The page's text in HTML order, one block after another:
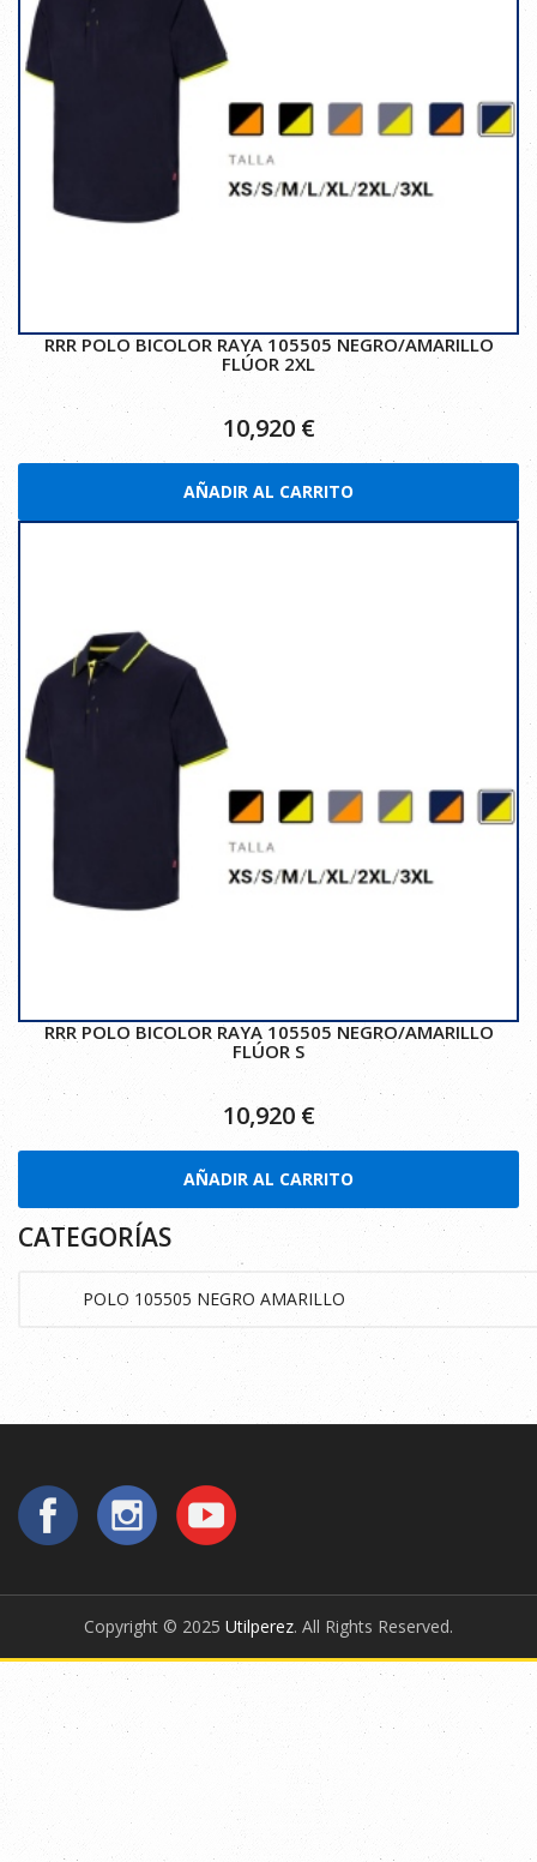
RRR POLO BICOLOR RAYA 105505 NEGRO/AMARILLO
FLÚOR 2XL
10,920 €
AÑADIR AL CARRITO
RRR POLO BICOLOR RAYA 105505 NEGRO/AMARILLO
FLÚOR S
10,920 €
AÑADIR AL CARRITO
CATEGORÍAS
Copyright © 2025 Utilperez. All Rights Reserved.